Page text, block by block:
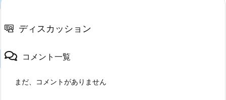
ディスカッション
コメント一覧
まだ、コメントがありません